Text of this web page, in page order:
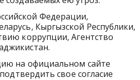
Федерации,
Кыргызской Республики,
коррупции, Агентство
на официальном сайте
свое согласие